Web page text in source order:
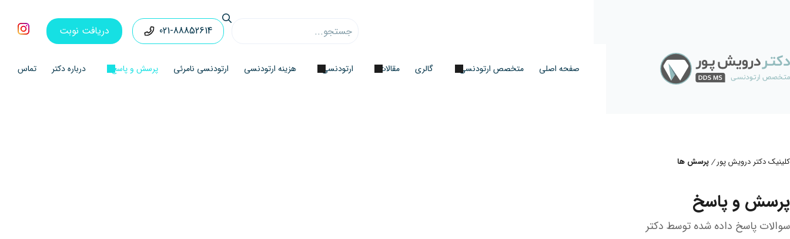
021-88852614 دریافت نوبت
صفحه اصلی متخصص ارتودنسی گالری مقالات ارتودنسی هزینه ارتودنسی ارتودنسی نامرئی پرسش و پاسخ درباره دکتر تماس
کلینیک دکتر درویش پور /پرسش ها
پرسش و پاسخ
سوالات پاسخ داده شده توسط دکتر